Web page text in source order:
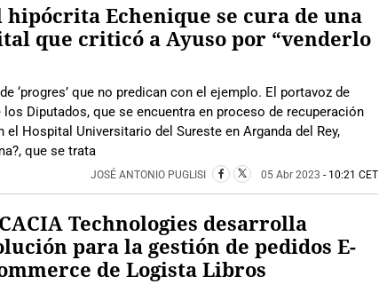
hipócrita Echenique se cura de una
que criticó a Ayuso por “venderlo
‘progres’ que no predican con el ejemplo. El portavoz de
Diputados, que se encuentra en proceso de recuperación
el Hospital Universitario del Sureste en Arganda del Rey,
que se trata
JOSÉ ANTONIO PUGLISI 05 Abr 2023 - 10:21 CET
Technologies desarrolla
para la gestión de pedidos E-
de Logista Libros